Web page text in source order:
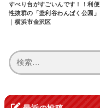
すべり台がすごいんです！！利便
性抜群の「釜利谷わんぱく公園」
｜横浜市金沢区